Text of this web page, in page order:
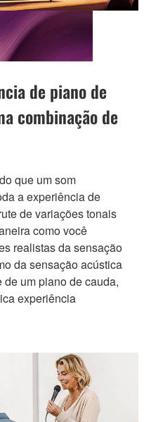
de piano de
combinação de
que um som
a experiência de
de variações tonais
como você
realistas da sensação
da sensação acústica
um piano de cauda,
experiência